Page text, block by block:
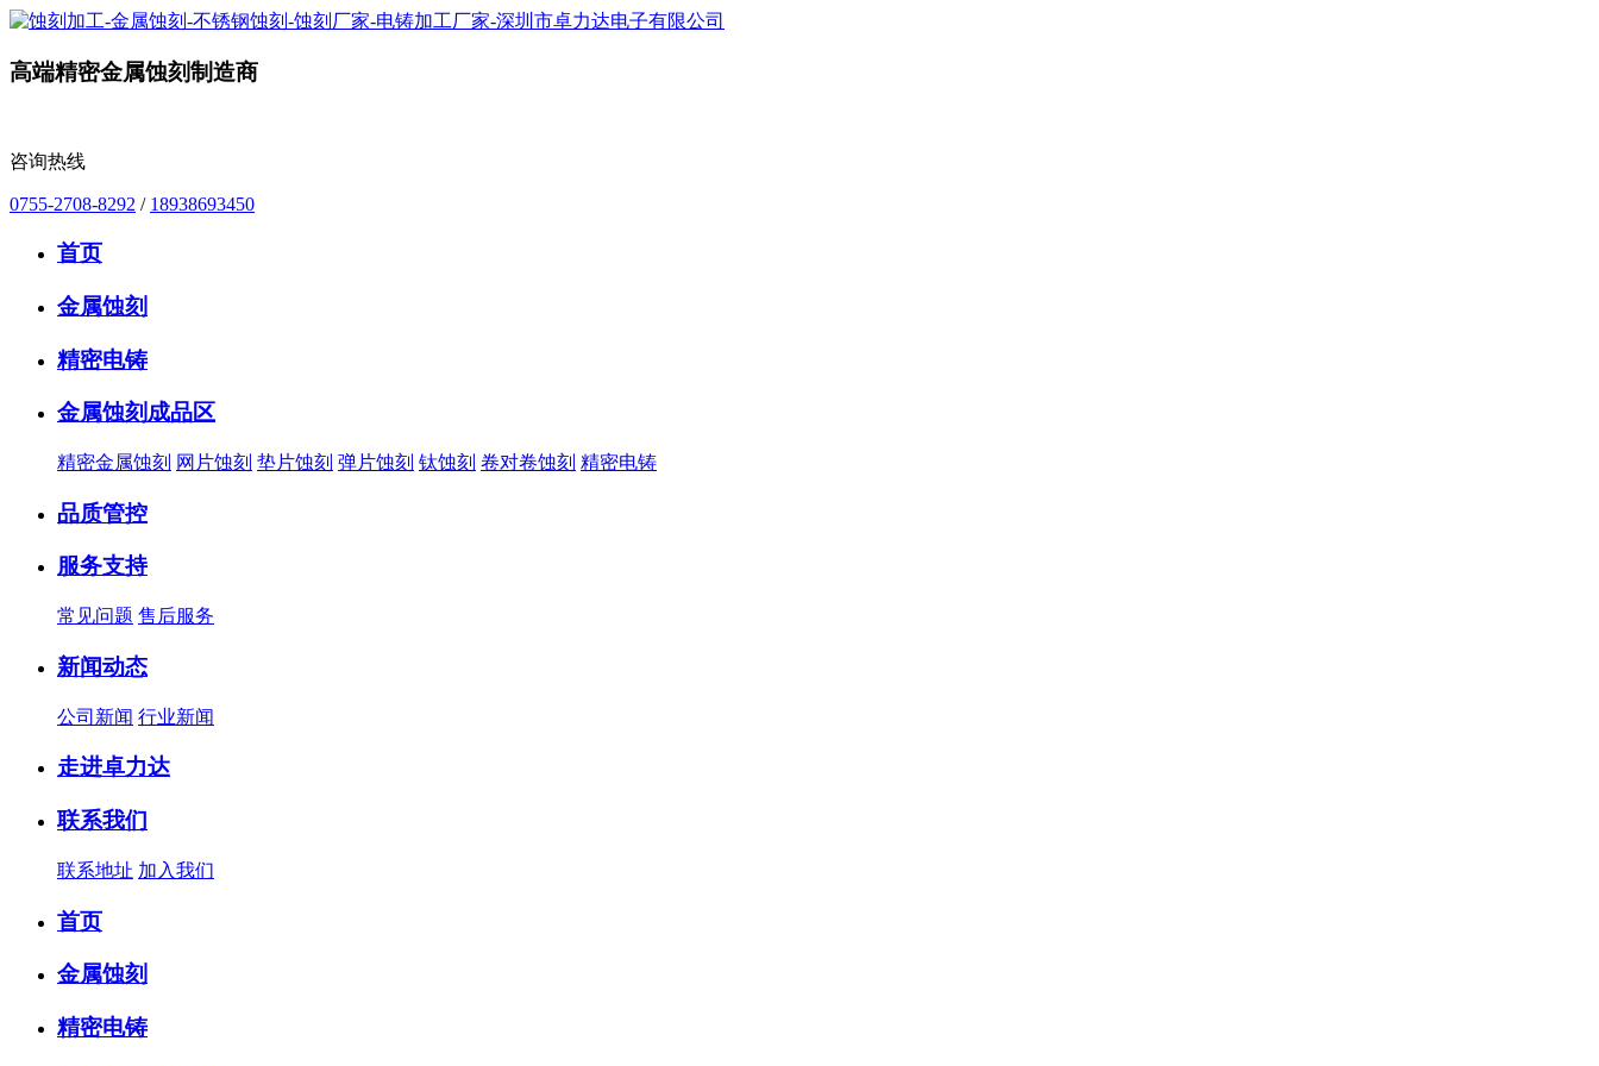
高端精密金属蚀刻制造商
咨询热线
0755-2708-8292 / 18938693450
首页
金属蚀刻
精密电铸
金属蚀刻成品区
精密金属蚀刻 网片蚀刻 垫片蚀刻 弹片蚀刻 钛蚀刻 卷对卷蚀刻 精密电铸
品质管控
服务支持
常见问题 售后服务
新闻动态
公司新闻 行业新闻
走进卓力达
联系我们
联系地址 加入我们
首页
金属蚀刻
精密电铸